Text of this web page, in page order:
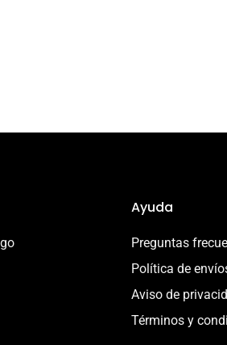
Ayuda
Preguntas
Política de
Aviso de
Términos y